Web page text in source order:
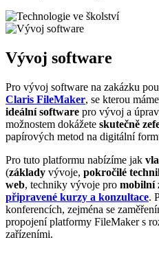
Vývoj software
Pro vývoj software na zakázku
Claris FileMaker, se kterou máme
ideální software pro vývoj a
možnostem dokážete skutečně
papírových metod na digitální
Pro tuto platformu nabízíme jak
(základy vývoje, pokročilé
web, techniky vývoje pro mobilní
připravené kurzy a konzultace.
konferencích, zejména se
propojení platformy FileMaker s
zařízeními.